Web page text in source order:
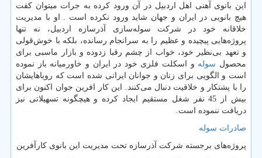
این بانوی آهنی اهل اردبیل در آن ورود کرده به جرات میتوان کفت
هیچ بانویی در ایران و جهان شاید ورود نکرده است . او با مدیریت
خلاقانه خود در شرکت سوله‌سازی آذرسازه اردبیل، نه تنها
پروژه‌هایی پیچیده و عظیم را به سرانجام رسانده، بلکه با خوش‌قولی
و تعهد بی‌نظیر خود، خواب از چشم رقبا زدوده و بازار ماسبی برای
محصول سوله و اسکلت فلزی خود در ایران و خاورمیانه باز نموده
است و الگویی برای زنان و جوانان ایرانی شده است که رویاهایشان
را با پشتکار و خلاقیت دنبال می‌کنند. این کار افرین جوان اکنون برای
بیش از 45 نفر شغل مستقیم ایجاد کرده و هیچگونه تسهیلاتی نیز
دریافت ننموده است.
صادرات سوله
پروژه‌های برجسته شرکت آذرسازه تحت مدیریت این بانوی کارآفرین